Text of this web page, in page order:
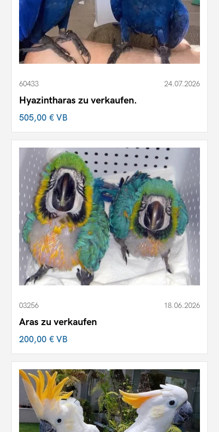
60433 24.07.2026
Hyazintharas zu verkaufen.
505,00 €VB
03256 18.06.2026
Aras zu verkaufen
200,00 €VB